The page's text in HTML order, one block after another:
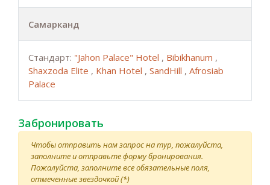
Самарканд
Стандарт: "Jahon Palace" Hotel , Bibikhanum ,
Shaxzoda Elite , Khan Hotel , SandHill , Afrosiab
Palace
Забронировать
Чтобы отправить нам запрос на тур, пожалуйста,
заполните и отправьте форму бронирования.
Пожалуйста, заполните все обязательные поля,
отмеченные звездочкой (*)